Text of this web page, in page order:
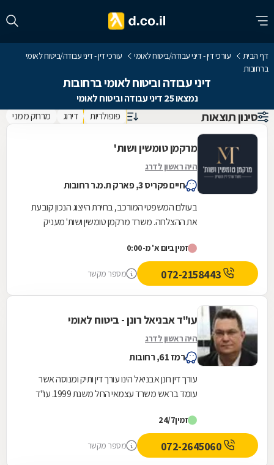
דף הבית עורכי דין - דיני עבודה/ביטוח לאומי
עורכי דין - דיני עבודה/ביטוח לאומי
ברחובות
דיני עבודה וביטוח לאומי ברחובות
נמצאו 25 דיני עבודה וביטוח לאומי
סינון תוצאות פופולריות דירוג מרחק ממני
מרקמן טומשין ושות'
היה ראשון לדרג
חיים פקריס 3, פארק ת.מ.ר רחובות
בעולם המשפטי המורכב, בחירת הייצוג הנכון קובעת
את ההצלחה. משרד מרקמן טומשין ושות' מעניק
התאמה...
זמין ביום א' מ-0:00
מספר מקשר
עו"ד אבניאל רונן - ביטוח לאומי
היה ראשון לדרג
רמז 61, רחובות
עורך דין רונן אבניאל הינו עורך דין ותיק ומנוסה אשר
עומד בראש משרד עצמאי החל משנת 1999. עו"ד
זמין24/7
מספר מקשר